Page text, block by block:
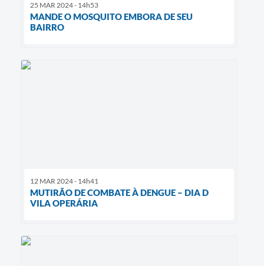
25 MAR 2024 - 14h53
MANDE O MOSQUITO EMBORA DE SEU
BAIRRO
12 MAR 2024 - 14h41
MUTIRÃO DE COMBATE À DENGUE – DIA D
VILA OPERÁRIA